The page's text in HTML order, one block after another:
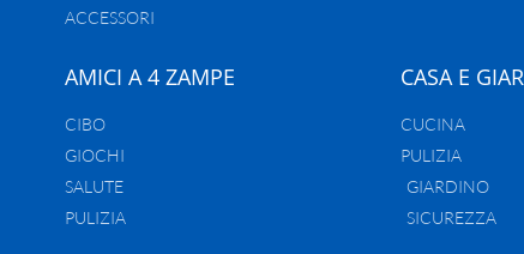
ACCESSORI
AMICI A 4 ZAMPE
CIBO
GIOCHI
SALUTE
PULIZIA
CASA E
CUCINA
PULIZIA
GIARDINO
SICUREZZA